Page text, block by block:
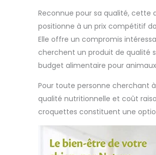
viande.
DES
La
sera
par des
sulfate de
Reconnue pour sa qualité, cette
positionne à un prix compétitif
Elle offre un compromis
cherchent un produit de qualité
budget alimentaire pour
Pour toute personne cherchant
qualité nutritionnelle et coût
croquettes constituent une